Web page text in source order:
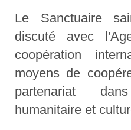
Le Sanctuaire
discuté avec
coopération
moyens de
partenariat
humanitaire et